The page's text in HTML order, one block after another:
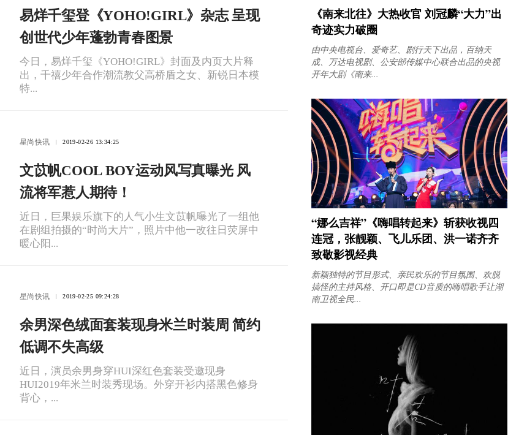
易烊千玺登《YOHO!GIRL》杂志 呈现
创世代少年蓬勃青春图景
今日，易烊千玺《YOHO!GIRL》封面及内页大片释
出，千禧少年合作潮流教父高桥盾之女、新锐日本模
特...
星尚快讯 2019-02-26 13:34:25
文苡帆COOL BOY运动风写真曝光 风
流将军惹人期待！
近日，巨果娱乐旗下的人气小生文苡帆曝光了一组他
在剧组拍摄的“时尚大片”，照片中他一改往日荧屏中
暖心阳...
星尚快讯 2019-02-25 09:24:28
余男深色绒面套装现身米兰时装周 简约
低调不失高级
近日，演员余男身穿HUI深红色套装受邀现身
HUI2019年米兰时装秀现场。外穿开衫内搭黑色修身
背心，...
《南来北往》大热收官 刘冠麟“大力”出
奇迹实力破圈
由中央电视台、爱奇艺、剧行天下出品，百纳天
成、万达电视剧、公安部传媒中心联合出品的央视
开年大剧《南来...
“娜么吉祥”《嗨唱转起来》斩获收视四
连冠，张靓颖、飞儿乐团、洪一诺齐齐
致敬影视经典
新颖独特的节目形式、亲民欢乐的节目氛围、欢脱
搞怪的主持风格、开口即是CD音质的嗨唱歌手让湖
南卫视全民...